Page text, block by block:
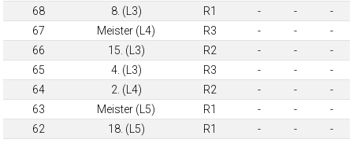
68
8. (L3) R1 - -
-
67
Meister (L4) R3 - -
-
66
15. (L3) R2 - -
-
65
4. (L3) R3 - -
-
64
2. (L4) R2 - -
-
63
Meister (L5) R1 - -
-
62
18. (L5) R1 - -
-